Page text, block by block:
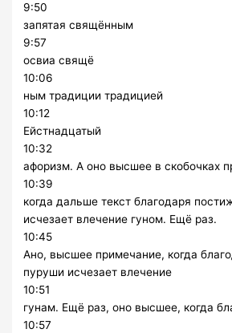
9:50
запятая свящённым
9:57
освиа свящё
10:06
ным традиции традицией
10:12
Ейстнадцатый
10:32
афоризм. А оно высшее в скобочках
10:39
когда дальше текст благодаря
исчезает влечение гуном. Ещё раз.
10:45
Ано, высшее примечание, когда
пуруши исчезает влечение
10:51
гунам. Ещё раз, оно высшее, когда
10:57